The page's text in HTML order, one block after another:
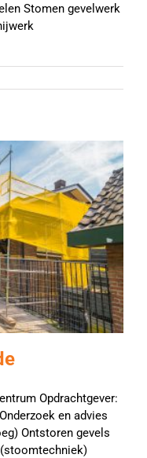
Stomen gevelwerk
Opdrachtgever:
en advies
Ontstoren gevels